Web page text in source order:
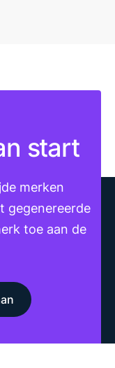
start
merken
gegenereerde
toe aan de